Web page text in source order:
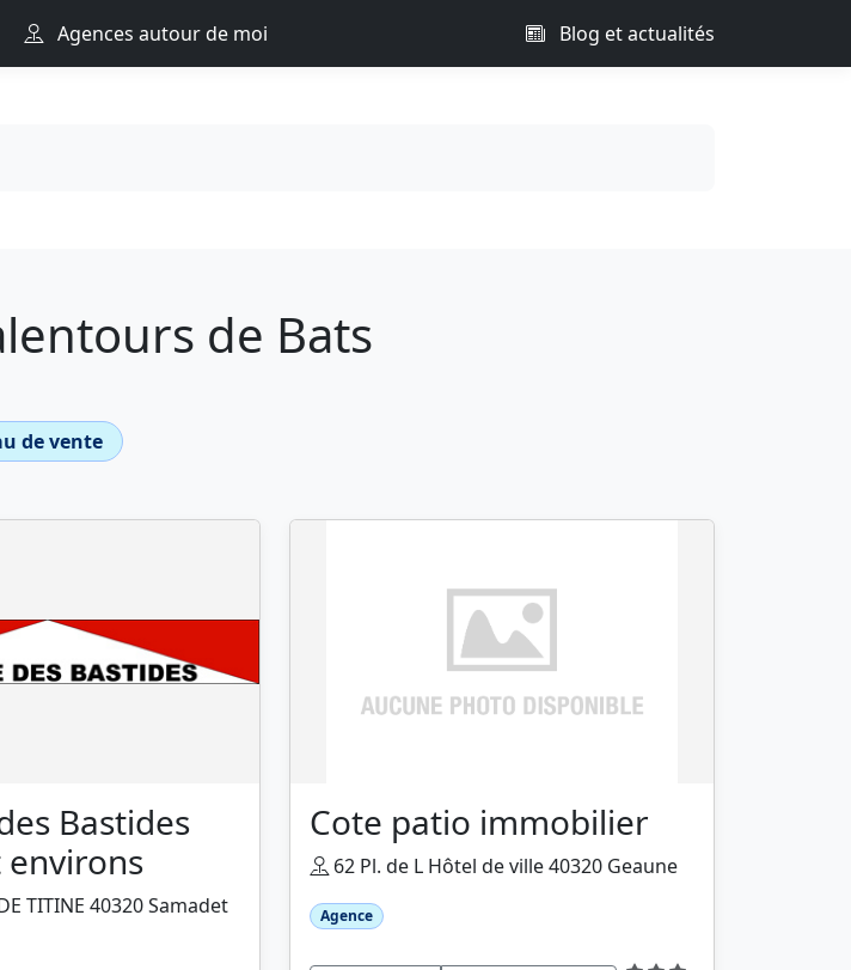
Agences autour de moi Blog et actualités
de Bats
de vente
Bastides
environs
TITINE 40320 Samadet
Cote patio immobilier
62 Pl. de L Hôtel de ville 40320 Geaune
Agence